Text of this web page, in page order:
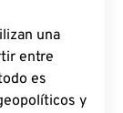
una
entre
es
y